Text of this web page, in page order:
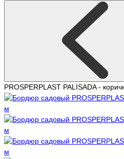
PROSPERPLAST PALISADA -